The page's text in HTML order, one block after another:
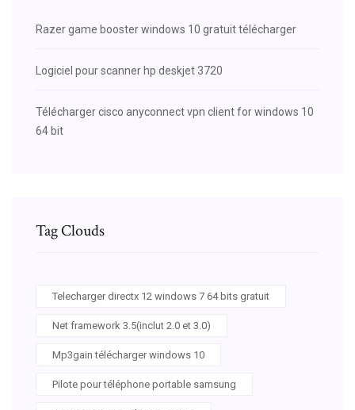
Razer game booster windows 10 gratuit télécharger
Logiciel pour scanner hp deskjet 3720
Télécharger cisco anyconnect vpn client for windows 10
64 bit
Tag Clouds
Telecharger directx 12 windows 7 64 bits gratuit
Net framework 3.5(inclut 2.0 et 3.0)
Mp3gain télécharger windows 10
Pilote pour téléphone portable samsung